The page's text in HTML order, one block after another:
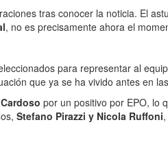
tras conocer la noticia. El
, no es precisamente ahora el
para representar al
que ya se ha vivido antes en
Cardoso por un positivo por EPO, lo
Stefano Pirazzi y Nicola Ruffoni